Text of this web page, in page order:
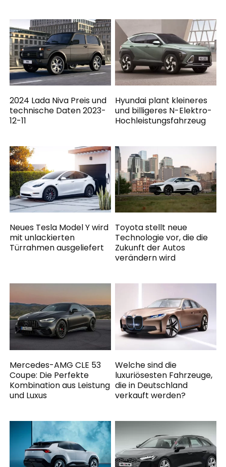
2024 Lada Niva Preis und
technische Daten 2023-
12-11
Hyundai plant kleineres
und billigeres N-Elektro-
Hochleistungsfahrzeug
Neues Tesla Model Y wird
mit unlackierten
Türrahmen ausgeliefert
Toyota stellt neue
Technologie vor, die die
Zukunft der Autos
verändern wird
Mercedes-AMG CLE 53
Coupe: Die Perfekte
Kombination aus Leistung
und Luxus
Welche sind die
luxuriösesten Fahrzeuge,
die in Deutschland
verkauft werden?